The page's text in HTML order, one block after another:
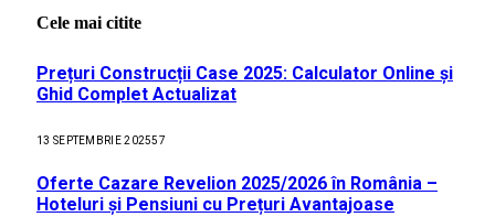
Cele mai citite
Prețuri Construcții Case 2025: Calculator Online și
Ghid Complet Actualizat
13 SEPTEMBRIE 202557
Oferte Cazare Revelion 2025/2026 în România –
Hoteluri și Pensiuni cu Prețuri Avantajoase